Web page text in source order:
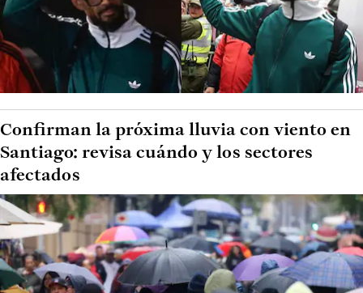
Confirman la próxima lluvia con viento en
Santiago: revisa cuándo y los sectores
afectados